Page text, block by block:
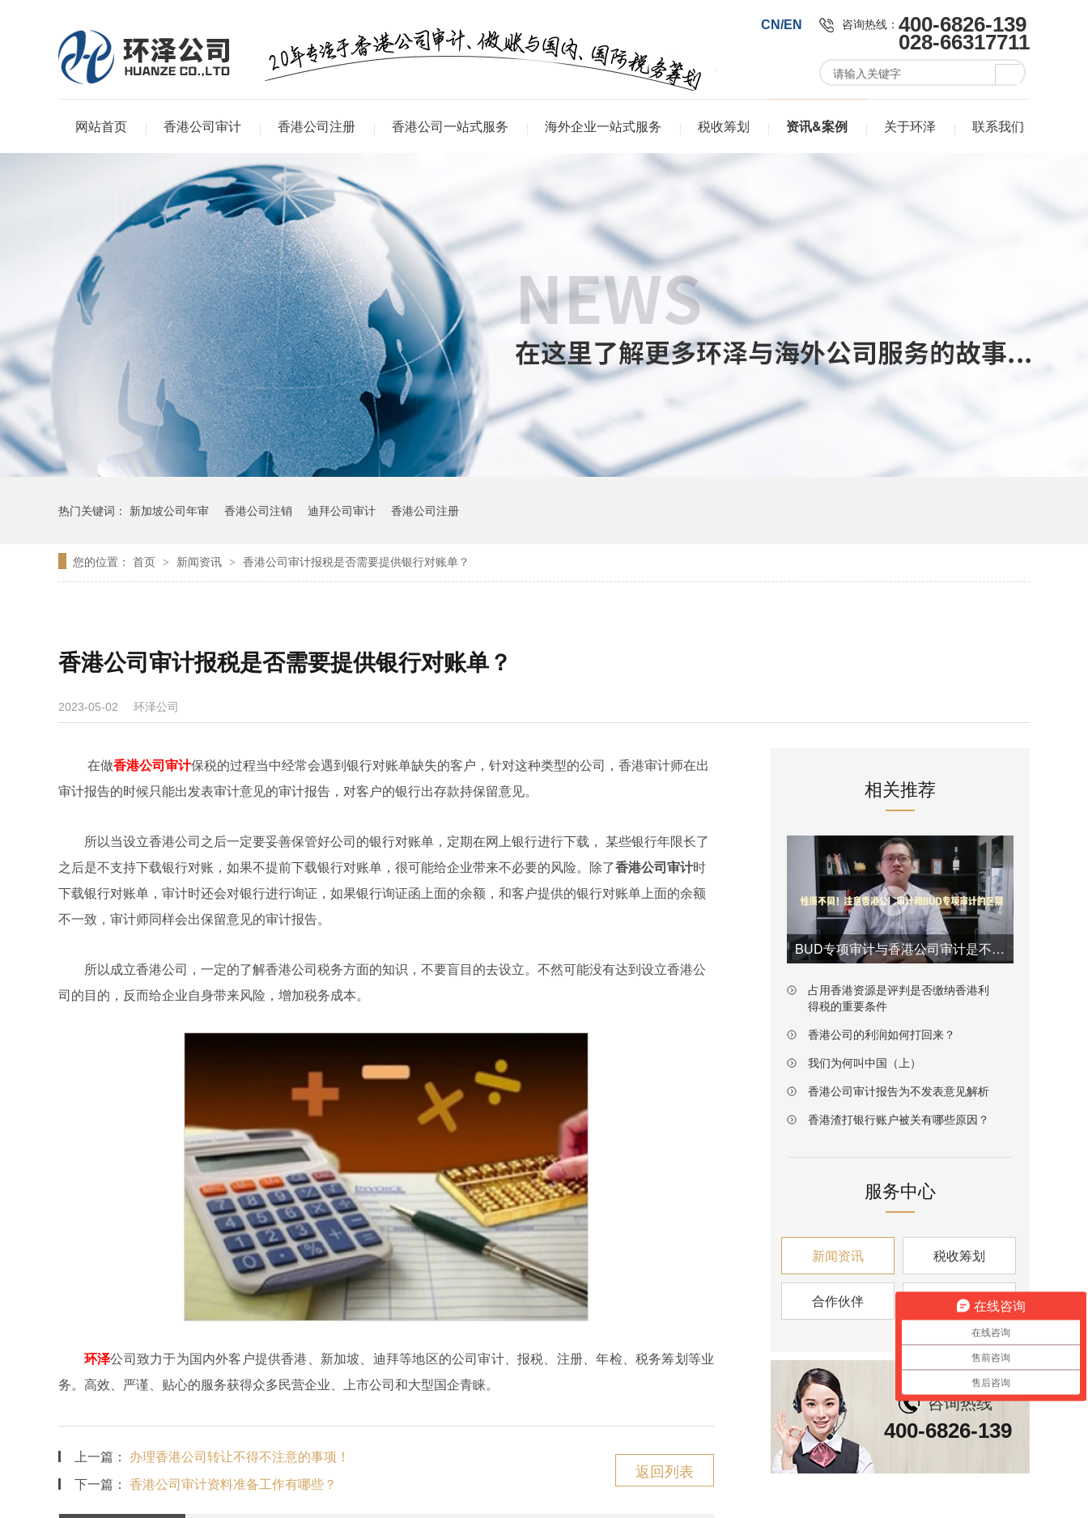
CN/EN 咨询热线： 400-6826-139
028-66317711
网站首页 香港公司审计 香港公司注册 香港公司一站式服务 海外企业一站式服务 税收筹划 资讯&案例 关于环泽 联系我们
热门关键词： 新加坡公司年审 香港公司注销 迪拜公司审计 香港公司注册
您的位置： 首页 > 新闻资讯 > 香港公司审计报税是否需要提供银行对账单？
香港公司审计报税是否需要提供银行对账单？
2023-05-02 环泽公司
在做香港公司审计保税的过程当中经常会遇到银行对账单缺失的客户，针对这种类型的公司，香港审计师在出
审计报告的时候只能出发表审计意见的审计报告，对客户的银行出存款持保留意见。
所以当设立香港公司之后一定要妥善保管好公司的银行对账单，定期在网上银行进行下载， 某些银行年限长了
之后是不支持下载银行对账，如果不提前下载银行对账单，很可能给企业带来不必要的风险。 除了香港公司审计时
下载银行对账单，审计时还会对银行进行询证，如果银行询证函上面的余额，和客户提供的银行对账单上面的余额
不一致，审计师同样会出保留意见的审计报告。
所以成立香港公司，一定的了解香港公司税务方面的知识，不要盲目的去设立。不然可能没有达到设立香港公
司的目的，反而给企业自身带来风险，增加税务成本。
环泽公司致力于为国内外客户提供香港、新加坡、迪拜等地区的公司审计、报税、注册、年检、税务筹划等业
务。高效、严谨、贴心的服务获得众多民营企业、上市公司和大型国企青睐。
上一篇： 办理香港公司转让不得不注意的事项！
下一篇： 香港公司审计资料准备工作有哪些？
返回列表
相关推荐
BUD专项审计与香港公司审计是不一样的
占用香港资源是评判是否缴纳香港利
得税的重要条件
香港公司的利润如何打回来？
我们为何叫中国（上）
香港公司审计报告为不发表意见解析
香港渣打银行账户被关有哪些原因？
服务中心
新闻资讯 税收筹划
合作伙伴 资讯视角
咨询热线
400-6826-139
在线咨询
在线咨询
售前咨询
售后咨询